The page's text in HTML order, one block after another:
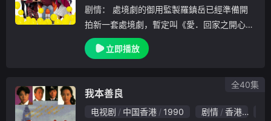
剧情：
拍新一套處境劇，暫定叫《愛．回家之開心速
遞》，「過往的處境劇都是以家庭為主，今次
當然不例外啦。而故事除了家庭，因為網購現
立即播放
我本善良
电视剧 中国香港 1990 剧情 香港
全40集